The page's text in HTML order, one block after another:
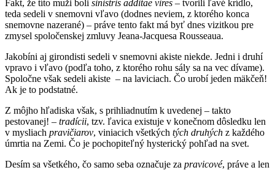
Fakt, že títo muži boli sinistris additae vires – tvorili ľavé krídlo,
teda sedeli v snemovni vľavo (dodnes neviem, z ktorého konca
snemovne nazerané) – práve tento fakt má byť dnes vizitkou pre
zmysel spoločenskej zmluvy Jeana-Jacquesa Rousseaua.
Jakobíni aj girondisti sedeli v snemovni akiste niekde. Jedni i druhí
vpravo i vľavo (podľa toho, z ktorého rohu sály sa na vec dívame).
Spoločne však sedeli akiste – na laviciach. Čo urobí jeden mäkčeň!
Ak je to podstatné.
Z môjho hľadiska však, s prihliadnutím k uvedenej – takto
pestovanej! – tradícii, tzv. ľavica existuje v konečnom dôsledku len
v mysliach pravičiarov, viniacich všetkých tých druhých z každého
úmrtia na Zemi. Čo je pochopiteľný hysterický pohľad na svet.
Desím sa všetkého, čo samo seba označuje za pravicové, práve a len